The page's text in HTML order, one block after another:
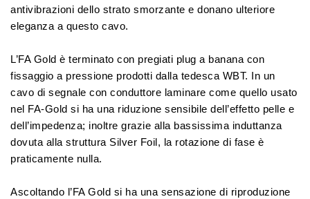
antivibrazioni dello strato smorzante e donano ulteriore
eleganza a questo cavo.
L’FA Gold è terminato con pregiati plug a banana con
fissaggio a pressione prodotti dalla tedesca WBT. In un
cavo di segnale con conduttore laminare come quello usato
nel FA-Gold si ha una riduzione sensibile dell’effetto pelle e
dell’impedenza; inoltre grazie alla bassissima induttanza
dovuta alla struttura Silver Foil, la rotazione di fase è
praticamente nulla.
Ascoltando l’FA Gold si ha una sensazione di riproduzione